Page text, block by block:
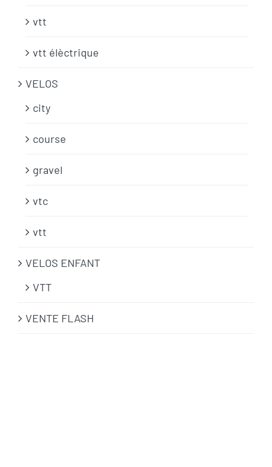
vtt
vtt élèctrique
VELOS
city
course
gravel
vtc
vtt
VELOS ENFANT
VTT
VENTE FLASH